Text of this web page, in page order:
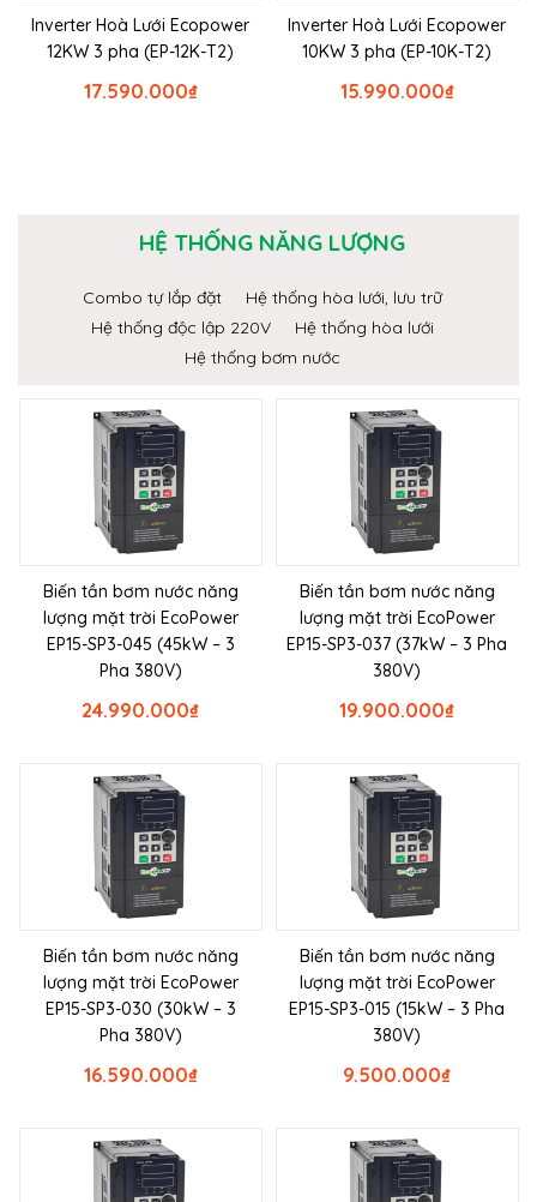
Inverter Hoà Lưới Ecopower
12KW 3 pha (EP-12K-T2)
₫
17.590.000
Inverter Hoà Lưới Ecopower
10KW 3 pha (EP-10K-T2)
₫
15.990.000
HỆ THỐNG NĂNG LƯỢNG
Combo tự lắp đặt
Hệ thống hòa lưới, lưu trữ
Hệ thống độc lập 220V
Hệ thống hòa lưới
Hệ thống bơm nước
Biến tần bơm nước năng
lượng mặt trời EcoPower
EP15-SP3-045 (45kW – 3
Pha 380V)
₫
24.990.000
Biến tần bơm nước năng
lượng mặt trời EcoPower
EP15-SP3-037 (37kW – 3 Pha
380V)
₫
19.900.000
Biến tần bơm nước năng
lượng mặt trời EcoPower
EP15-SP3-030 (30kW – 3
Pha 380V)
₫
16.590.000
Biến tần bơm nước năng
lượng mặt trời EcoPower
EP15-SP3-015 (15kW – 3 Pha
380V)
₫
9.500.000